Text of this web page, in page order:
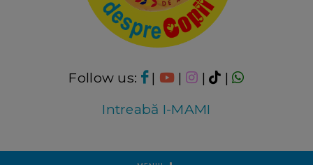
Follow us: | | |
|
Intreabă I-MAMI